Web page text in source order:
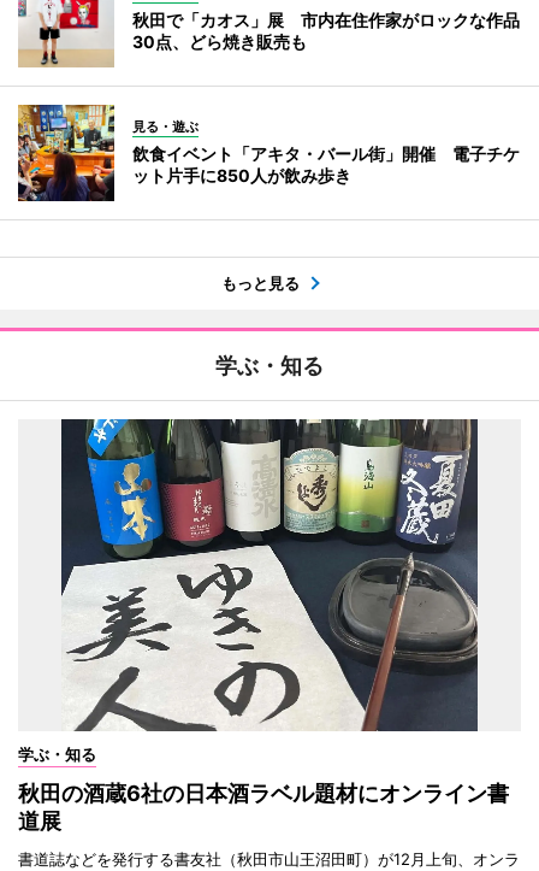
秋田で「カオス」展 市内在住作家がロックな作品
30点、どら焼き販売も
見る・遊ぶ
飲食イベント「アキタ・バール街」開催 電子チケ
ット片手に850人が飲み歩き
もっと見る
学ぶ・知る
学ぶ・知る
秋田の酒蔵6社の日本酒ラベル題材にオンライン書
道展
書道誌などを発行する書友社（秋田市山王沼田町）が12月上旬、オンラ